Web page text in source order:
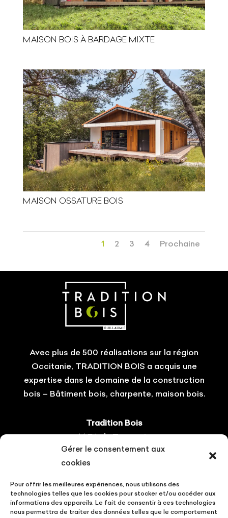
Gérer le consentement aux
cookies
Pour offrir les meilleures expériences, nous utilisons des
technologies telles que les cookies pour stocker et/ou accéder aux
informations des appareils. Le fait de consentir à ces technologies
nous permettra de traiter des données telles que le comportement
MAISON BOIS À BARDAGE MIXTE
MAISON OSSATURE BOIS
1 2 3 4 Prochaine
Avec plus de 500 réalisations sur la région
Occitanie, TRADITION BOIS a acquis une
expertise dans le domaine de la construction
bois – Bâtiment bois, charpente, maison bois.
Tradition Bois
14 ZA du Tourneris
31470 Bonrepos-sur-Aussonnelle
Tel : 05.61.08.60.54
Suivez-nous !